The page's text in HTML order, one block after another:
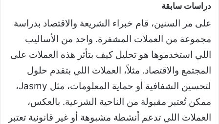
دراسات سابقة
على مر السنين، قام خبراء الشريعة والاقتصاد بدراسة
مجموعة من العملات المشفرة. واحد من الأساليب
اللي استخدموها هو تحليل كيف بتأثر هذه العملات على
المجتمع والاقتصاد. مثلاً، العملات اللي بتقدم حلول
لتحسين الشفافية أو حماية المعلومات، مثل Jasmy،
ممكن تُعتبر مقبولة من الناحية الشرعية. بالعكس،
العملات اللي تدعم أنشطة مشبوهة أو غير قانونية تعتبر